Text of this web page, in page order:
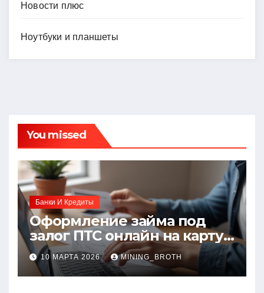
Новости плюс
Ноутбуки и планшеты
You missed
Банки И Кредиты
Оформление займа под
залог ПТС онлайн на карту
без визита в офис: порядок,
требования и документы
10 МАРТА 2026 MINING_BROTH